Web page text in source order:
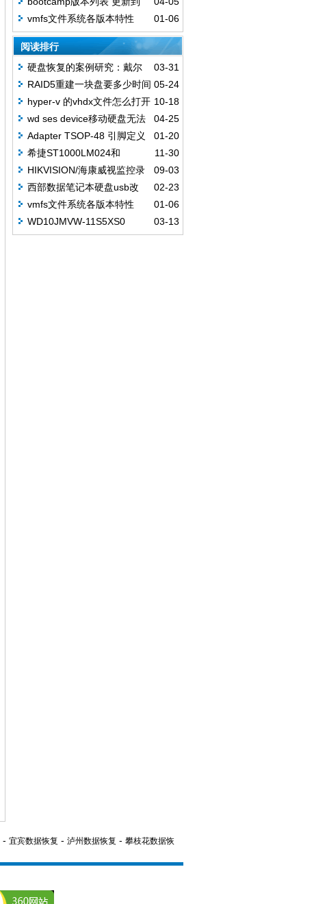
202001
01-06
vmfs文件系统各版本特性
阅读排行
03-31
硬盘恢复的案例研究：戴尔
错误代码0141
05-24
RAID5重建一块盘要多少时间
10-18
hyper-v 的vhdx文件怎么打开
和转换成vhd vmdk VDI
04-25
wd ses device移动硬盘无法
识别
01-20
Adapter TSOP-48 引脚定义
11-30
希捷ST1000LM024和
ST1000LM025硬盘不识别恢复案例
09-03
HIKVISION/海康威视监控录
像硬盘误初始化数据恢复
02-23
西部数据笔记本硬盘usb改
sata替换
01-06
vmfs文件系统各版本特性
03-13
WD10JMVW-11S5XS0
USB3.0 磁头损坏 史上最详细开盘
- 宜宾数据恢复 - 泸州数据恢复 - 攀枝花数据恢